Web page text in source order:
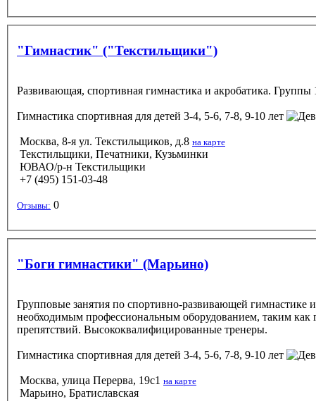
"Гимнастик" ("Текстильщики")
Развивающая, спортивная гимнастика и акробатика. Группы
Гимнастика спортивная для детей 3-4, 5-6, 7-8, 9-10 лет
Москва, 8-я ул. Текстильщиков, д.8 на карте
Текстильщики, Печатники, Кузьминки
ЮВАО/р-н Текстильщики
+7 (495) 151-03-48
Отзывы: 0
"Боги гимнастики" (Марьино)
Групповые занятия по спортивно-развивающей гимнастике
необходимым профессиональным оборудованием, таким как
препятствий. Высококвалифицированные тренеры.
Гимнастика спортивная для детей 3-4, 5-6, 7-8, 9-10 лет
Москва, улица Перерва, 19с1 на карте
Марьино, Братиславская